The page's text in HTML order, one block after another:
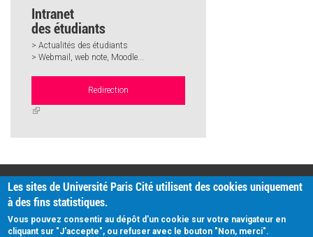
Intranet
des étudiants
> Actualités des étudiants
> Webmail, web note, Moodle...
Redirection
(link
PRATIQUE
Plan d'accès
Intranet
Mentions légales
Données personnelles
Les sites de Université Paris Cité utilisent des cookies uniquement
à des fins statistiques.
Vous pouvez consentir au dépôt d'un cookie sur votre navigateur en
cliquant sur "J'accepte", ou refuser avec le bouton "Non, merci".